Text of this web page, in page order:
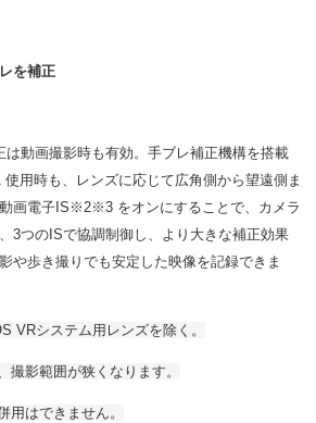
を補正
は動画撮影時も有効。手ブレ補正機構を搭載
用時も、レンズに応じて広角側から望遠側ま
画電子IS※2※3 をオンにすることで、カメラ
3つのISで協調制御し、より大きな補正効果
や歩き撮りでも安定した映像を記録できま
VRシステム用レンズを除く。
影範囲が狭くなります。
はできません。